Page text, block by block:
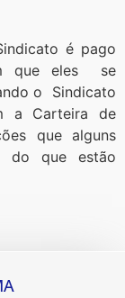
é pago
que eles se
o Sindicato
a Carteira de
que alguns
do que estão